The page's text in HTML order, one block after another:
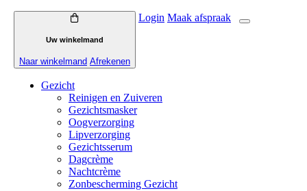
Uw winkelmand
Naar winkelmand Afrekenen
Login Maak afspraak
Gezicht
Reinigen en Zuiveren
Gezichtsmasker
Oogverzorging
Lipverzorging
Gezichtsserum
Dagcrème
Nachtcrème
Zonbescherming Gezicht